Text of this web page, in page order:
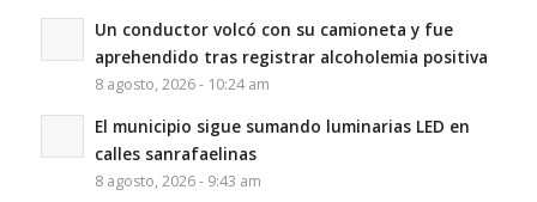
Un conductor volcó con su camioneta y fue
aprehendido tras registrar alcoholemia positiva
8 agosto, 2026 - 10:24 am
El municipio sigue sumando luminarias LED en
calles sanrafaelinas
8 agosto, 2026 - 9:43 am